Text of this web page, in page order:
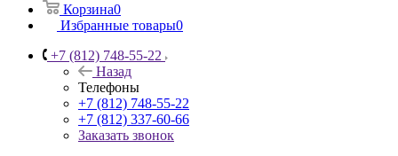
Корзина0
Избранные товары0
+7 (812) 748-55-22
Назад
Телефоны
+7 (812) 748-55-22
+7 (812) 337-60-66
Заказать звонок